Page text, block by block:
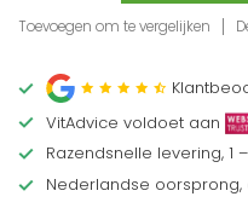
Toevoegen om te vergelijken
VitAdvice voldoet aan
Razendsnelle levering, 1
Nederlandse